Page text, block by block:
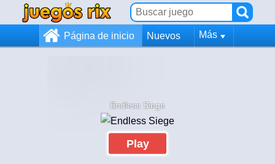
Página de inicio Nuevos Más
Endless Siege
Play